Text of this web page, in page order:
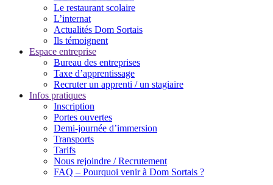
Le restaurant scolaire
L’internat
Actualités Dom Sortais
Ils témoignent
Espace entreprise
Bureau des entreprises
Taxe d’apprentissage
Recruter un apprenti / un stagiaire
Infos pratiques
Inscription
Portes ouvertes
Demi-journée d’immersion
Transports
Tarifs
Nous rejoindre / Recrutement
FAQ – Pourquoi venir à Dom Sortais ?